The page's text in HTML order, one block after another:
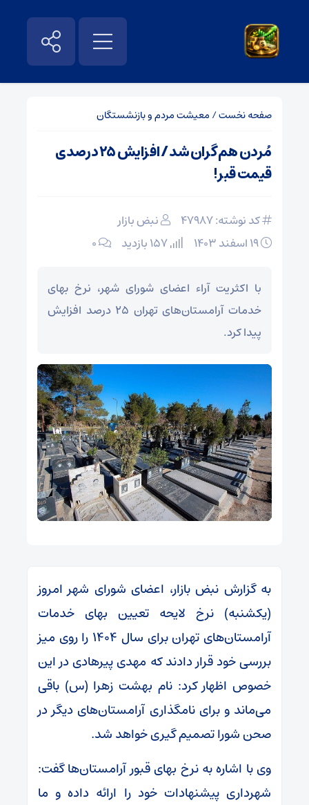
صفحه نخست/ معیشت مردم و بازنشستگان
مُردن هم گران شد / افزایش ۲۵ درصدی
قیمت قبر!
کد نوشته: 47987
نبض بازار
۰
با اکثریت آراء اعضای شورای شهر، نرخ بهای
خدمات آرامستان‌های تهران ۲۵ درصد افزایش
پیدا کرد.
به گزارش نبض بازار، اعضای شورای شهر امروز
(یکشنبه) نرخ لایحه تعیین بهای خدمات
آرامستان‌های تهران برای سال ۱۴۰۴ را روی میز
بررسی خود قرار دادند که مهدی پیرهادی در این
خصوص اظهار کرد: نام بهشت زهرا (س) باقی
می‌ماند و برای نامگذاری آرامستان‌های دیگر در
صحن شورا تصمیم گیری خواهد شد.
وی با اشاره به نرخ بهای قبور آرامستان‌ها گفت:
شهرداری پیشنهادات خود را ارائه داده و ما